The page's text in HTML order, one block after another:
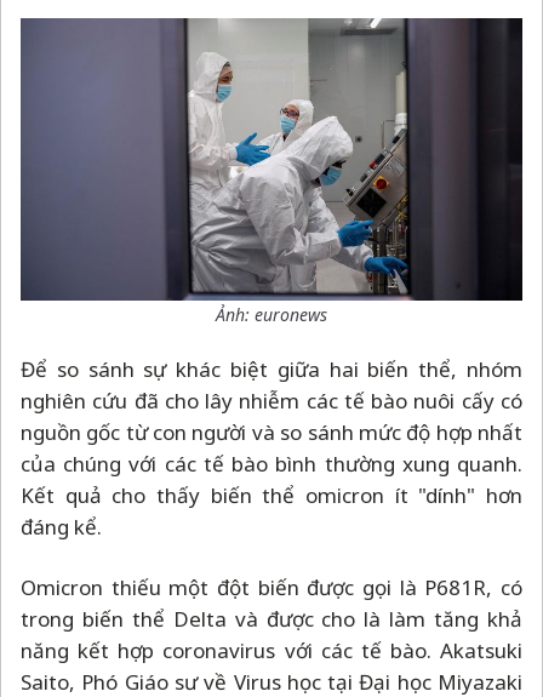
Ảnh: euronews
Để so sánh sự khác biệt giữa hai biến thể, nhóm
nghiên cứu đã cho lây nhiễm các tế bào nuôi cấy có
nguồn gốc từ con người và so sánh mức độ hợp nhất
của chúng với các tế bào bình thường xung quanh.
Kết quả cho thấy biến thể omicron ít "dính" hơn
đáng kể.
Omicron thiếu một đột biến được gọi là P681R, có
trong biến thể Delta và được cho là làm tăng khả
năng kết hợp coronavirus với các tế bào. Akatsuki
Saito, Phó Giáo sư về Virus học tại Đại học Miyazaki